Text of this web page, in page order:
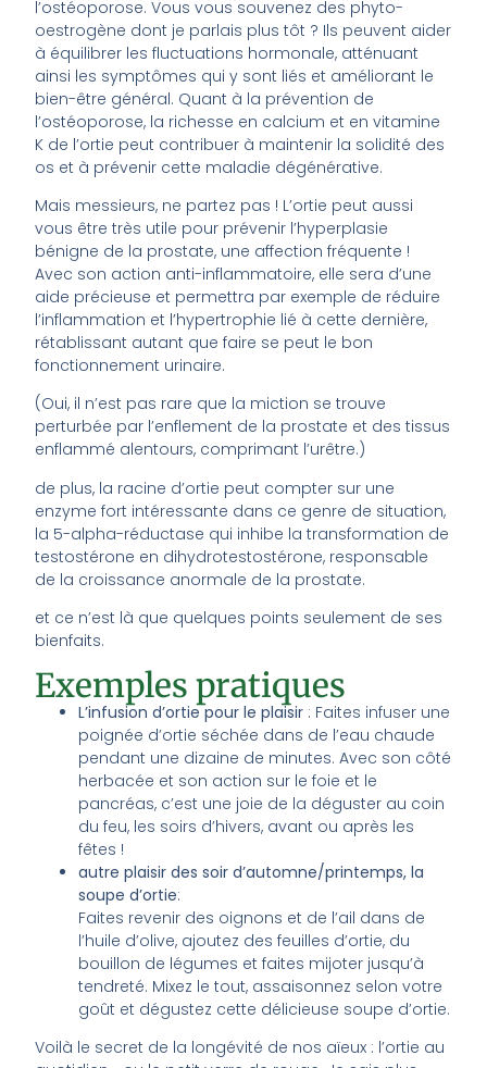
l’ostéoporose. Vous vous souvenez des phyto-
oestrogène dont je parlais plus tôt ? Ils peuvent aider
à équilibrer les fluctuations hormonale, atténuant
ainsi les symptômes qui y sont liés et améliorant le
bien-être général. Quant à la prévention de
l’ostéoporose, la richesse en calcium et en vitamine
K de l’ortie peut contribuer à maintenir la solidité des
os et à prévenir cette maladie dégénérative.
Mais messieurs, ne partez pas ! L’ortie peut aussi
vous être très utile pour prévenir l’hyperplasie
bénigne de la prostate, une affection fréquente !
Avec son action anti-inflammatoire, elle sera d’une
aide précieuse et permettra par exemple de réduire
l’inflammation et l’hypertrophie lié à cette dernière,
rétablissant autant que faire se peut le bon
fonctionnement urinaire.
(Oui, il n’est pas rare que la miction se trouve
perturbée par l’enflement de la prostate et des tissus
enflammé alentours, comprimant l’urêtre.)
de plus, la racine d’ortie peut compter sur une
enzyme fort intéressante dans ce genre de situation,
la 5-alpha-réductase qui inhibe la transformation de
testostérone en dihydrotestostérone, responsable
de la croissance anormale de la prostate.
et ce n’est là que quelques points seulement de ses
bienfaits.
Exemples pratiques
L’infusion d’ortie pour le plaisir : Faites infuser une
poignée d’ortie séchée dans de l’eau chaude
pendant une dizaine de minutes. Avec son côté
herbacée et son action sur le foie et le
pancréas, c’est une joie de la déguster au coin
du feu, les soirs d’hivers, avant ou après les
fêtes !
autre plaisir des soir d’automne/printemps, la
soupe d’ortie:
Faites revenir des oignons et de l’ail dans de
l’huile d’olive, ajoutez des feuilles d’ortie, du
bouillon de légumes et faites mijoter jusqu’à
tendreté. Mixez le tout, assaisonnez selon votre
goût et dégustez cette délicieuse soupe d’ortie.
Voilà le secret de la longévité de nos aïeux : l’ortie au